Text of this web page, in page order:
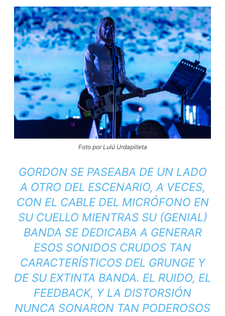
Foto por Lulú Urdapilleta
GORDON SE PASEABA DE UN LADO
A OTRO DEL ESCENARIO, A VECES,
CON EL CABLE DEL MICRÓFONO EN
SU CUELLO MIENTRAS SU (GENIAL)
BANDA SE DEDICABA A GENERAR
ESOS SONIDOS CRUDOS TAN
CARACTERÍSTICOS DEL GRUNGE Y
DE SU EXTINTA BANDA. EL RUIDO, EL
FEEDBACK, Y LA DISTORSIÓN
NUNCA SONARON TAN PODEROSOS